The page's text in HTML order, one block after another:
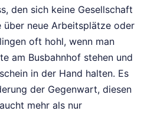
den sich keine Gesellschaft
über neue Arbeitsplätze oder
oft hohl, wenn man
am Busbahnhof stehen und
in der Hand halten. Es
der Gegenwart, diesen
mehr als nur